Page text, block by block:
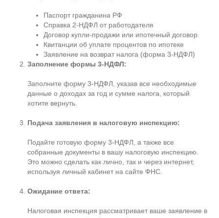
Паспорт гражданина РФ
Справка 2-НДФЛ от работодателя
Договор купли-продажи или ипотечный договор
Квитанции об уплате процентов по ипотеке
Заявление на возврат налога (форма 3-НДФЛ)
Заполнение формы 3-НДФЛ:
Заполните форму 3-НДФЛ, указав все необходимые
данные о доходах за год и сумме налога, который
хотите вернуть.
Подача заявления в налоговую инспекцию:
Подайте готовую форму 3-НДФЛ, а также все
собранные документы в вашу налоговую инспекцию.
Это можно сделать как лично, так и через интернет,
используя личный кабинет на сайте ФНС.
Ожидание ответа:
Налоговая инспекция рассматривает ваше заявление в